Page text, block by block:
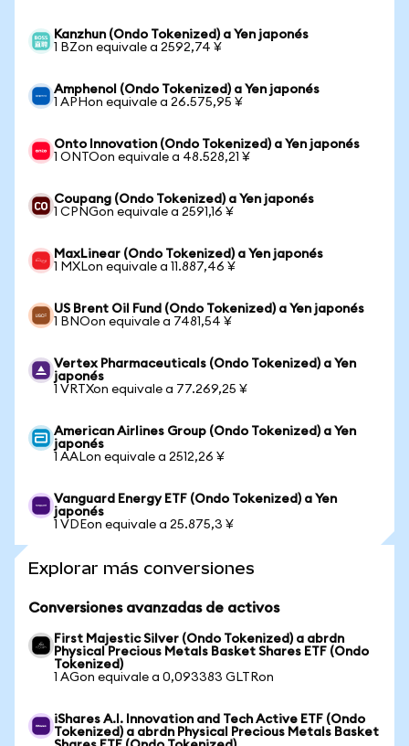
Kanzhun (Ondo Tokenized) a Yen japonés
1 BZon equivale a 2592,74 ¥
Amphenol (Ondo Tokenized) a Yen japonés
1 APHon equivale a 26.575,95 ¥
Onto Innovation (Ondo Tokenized) a Yen japonés
1 ONTOon equivale a 48.528,21 ¥
Coupang (Ondo Tokenized) a Yen japonés
1 CPNGon equivale a 2591,16 ¥
MaxLinear (Ondo Tokenized) a Yen japonés
1 MXLon equivale a 11.887,46 ¥
US Brent Oil Fund (Ondo Tokenized) a Yen japonés
1 BNOon equivale a 7481,54 ¥
Vertex Pharmaceuticals (Ondo Tokenized) a Yen
japonés
1 VRTXon equivale a 77.269,25 ¥
American Airlines Group (Ondo Tokenized) a Yen
japonés
1 AALon equivale a 2512,26 ¥
Vanguard Energy ETF (Ondo Tokenized) a Yen
japonés
1 VDEon equivale a 25.875,3 ¥
Explorar más conversiones
Conversiones avanzadas de activos
First Majestic Silver (Ondo Tokenized) a abrdn
Physical Precious Metals Basket Shares ETF (Ondo
Tokenized)
1 AGon equivale a 0,093383 GLTRon
iShares A.I. Innovation and Tech Active ETF (Ondo
Tokenized) a abrdn Physical Precious Metals Basket